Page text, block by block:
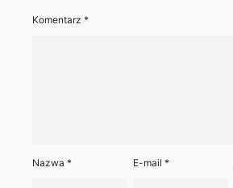
Komentarz *
Nazwa * E-mail*